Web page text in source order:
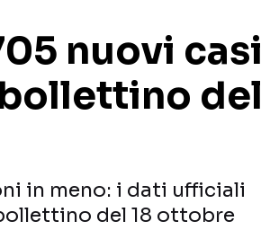
nuovi casi
del
in meno: i dati ufficiali
del 18 ottobre